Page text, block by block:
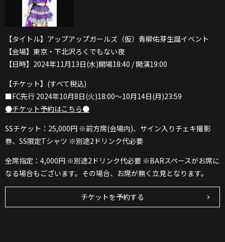
【タイトル】アップアップガールズ（仮）青柳佑芽生誕イベント
【会場】東京・下北沢ろくでもない夜
【日時】2024年11月13日(水)開場18:40 / 開演19:00
【チケット】(すべて税込)
■FC先行 2024年10月8日(火)18:00～10月14日(月)23:59
●チケット予約はこちら●
SSチケット：25,000円 ※前方席(会場内)、サイン入りチェキ撮影
券、SS限定Tシャツ ※別途2ドリンク代必要
全席指定：4,000円 ※別途2ドリンク代必要 ※BARスペースがお席に
なる場合もございます。その場合、お席が無く立見となります。
チケットを予約する